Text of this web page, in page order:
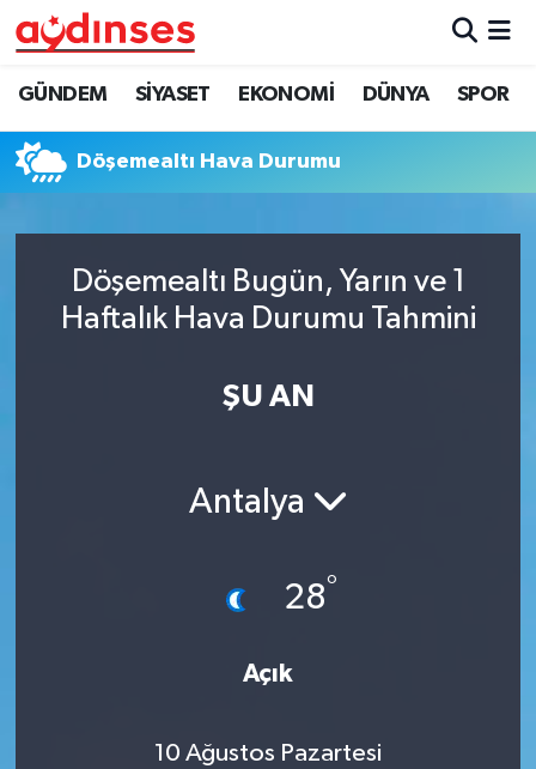
GÜNDEM SİYASET EKONOMİ DÜNYA SPOR
Döşemealtı Hava Durumu
Döşemealtı Bugün, Yarın ve 1
Haftalık Hava Durumu Tahmini
ŞU AN
Antalya
28°
Açık
10 Ağustos Pazartesi
GÜNDEM
SİYASET
DÜNYA
SPOR
Nöbetçi Eczaneler
Hava Durumu
Trafik Durumu
Süper Lig Puan Durumu ve Fikstür